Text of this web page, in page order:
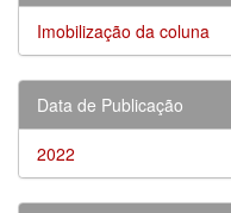
Imobilização da coluna
Data de Publicação
2022